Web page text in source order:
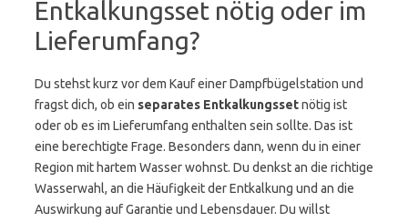
Entkalkungsset nötig oder im
Lieferumfang?
Du stehst kurz vor dem Kauf einer Dampfbügelstation und
fragst dich, ob ein separates Entkalkungssetnötig ist
oder ob es im Lieferumfang enthalten sein sollte. Das ist
eine berechtigte Frage. Besonders dann, wenn du in einer
Region mit hartem Wasser wohnst. Du denkst an die richtige
Wasserwahl, an die Häufigkeit der Entkalkung und an die
Auswirkung auf Garantie und Lebensdauer. Du willst